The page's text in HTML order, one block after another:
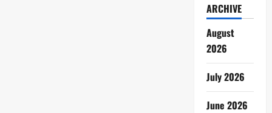
ARCHIVE
August
2026
July 2026
June 2026